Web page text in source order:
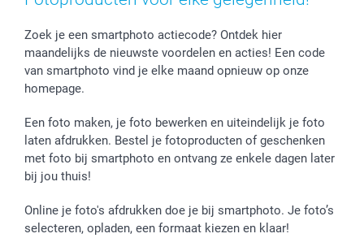
Fotokaders, Decoratie en Snoepjes
Fotokalenders & Fotoagenda's
Afstuderen
Moederdag
Vaderdag
Verjaardag
Geboorte
Herroepingsrecht
Klachtenregeling
Wettelijke garantie
Privacybeleid
Cookiebeleid
Prijslijst
Jobs & Stages
Investor Relations
smartbonus
Betalingsmogelijkheden
Grote bestellingen
Levering
Mijn orderstatus
smartfriends
Zoek je een smartphoto actiecode? Ontdek hier
maandelijks de nieuwste voordelen en acties! Een code
van smartphoto vind je elke maand opnieuw op onze
homepage.
Een foto maken, je foto bewerken en uiteindelijk je foto
laten afdrukken. Bestel je fotoproducten of geschenken
met foto bij smartphoto en ontvang ze enkele dagen later
bij jou thuis!
Online je foto's afdrukken doe je bij smartphoto. Je foto’s
selecteren, opladen, een formaat kiezen en klaar!